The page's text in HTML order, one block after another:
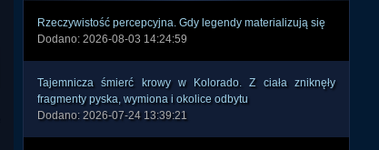
Rzeczywistość percepcyjna. Gdy legendy materializują się
Dodano: 2026-08-03 14:24:59
Tajemnicza śmierć krowy w Kolorado. Z ciała zniknęły
fragmenty pyska, wymiona i okolice odbytu
Dodano: 2026-07-24 13:39:21